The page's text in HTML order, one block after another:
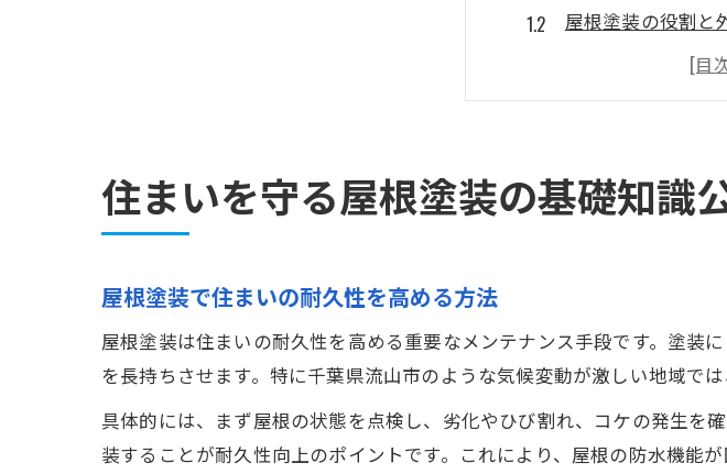
屋根塗装の役割と
屋根塗装が流山市
屋根塗装の基本工
千葉県流山市で屋根塗
屋根塗装前に流山
流山市ならではの
屋根塗装の費用対
安心を得るための屋根
屋根塗装業者の
住まいを守る屋根塗装の基礎知識
屋根塗装で住まいの耐久性を高める方法
屋根塗装は住まいの耐久性を高める重要なメンテナンス手段です。塗装
を長持ちさせます。特に千葉県流山市のような気候変動が激しい地域では
具体的には、まず屋根の状態を点検し、劣化やひび割れ、コケの発生を
装することが耐久性向上のポイントです。これにより、屋根の防水機能